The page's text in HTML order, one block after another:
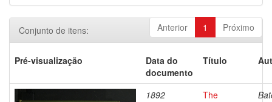
Anterior 1 Próximo
Conjunto de itens:
Pré-visualização
Data do
documento
Título
1892
The